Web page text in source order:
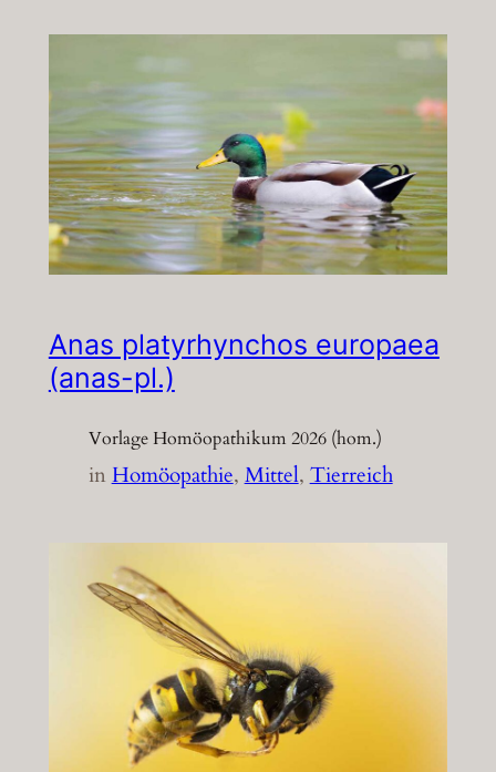
Anas platyrhynchos europaea
(anas-pl.)
Vorlage Homöopathikum 2026 (hom.)
inHomöopathie, Mittel, Tierreich